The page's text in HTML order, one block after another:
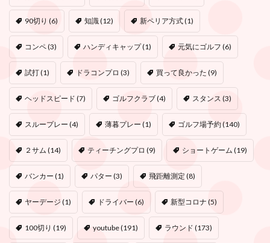
90切り (6) 知識(12) 新ペリア方式(1)
コンペ(3) ハンディキャップ(1) 元気にゴルフ (6)
試打(1) ドラコンプロ (3) 買って良かった (9)
ヘッドスピード (7) ゴルフクラブ(4) スタンス (3)
スループレー (4) 薄暮プレー (1) ゴルフ場予約(140)
２サム (14) ティーチングプロ (9) ショートゲーム (19)
バンカー (1) パター (3) 飛距離測定 (8)
ヤーデージ (1) ドライバー (6) 新型コロナ (5)
100切り (19) youtube(191) ラウンド (173)